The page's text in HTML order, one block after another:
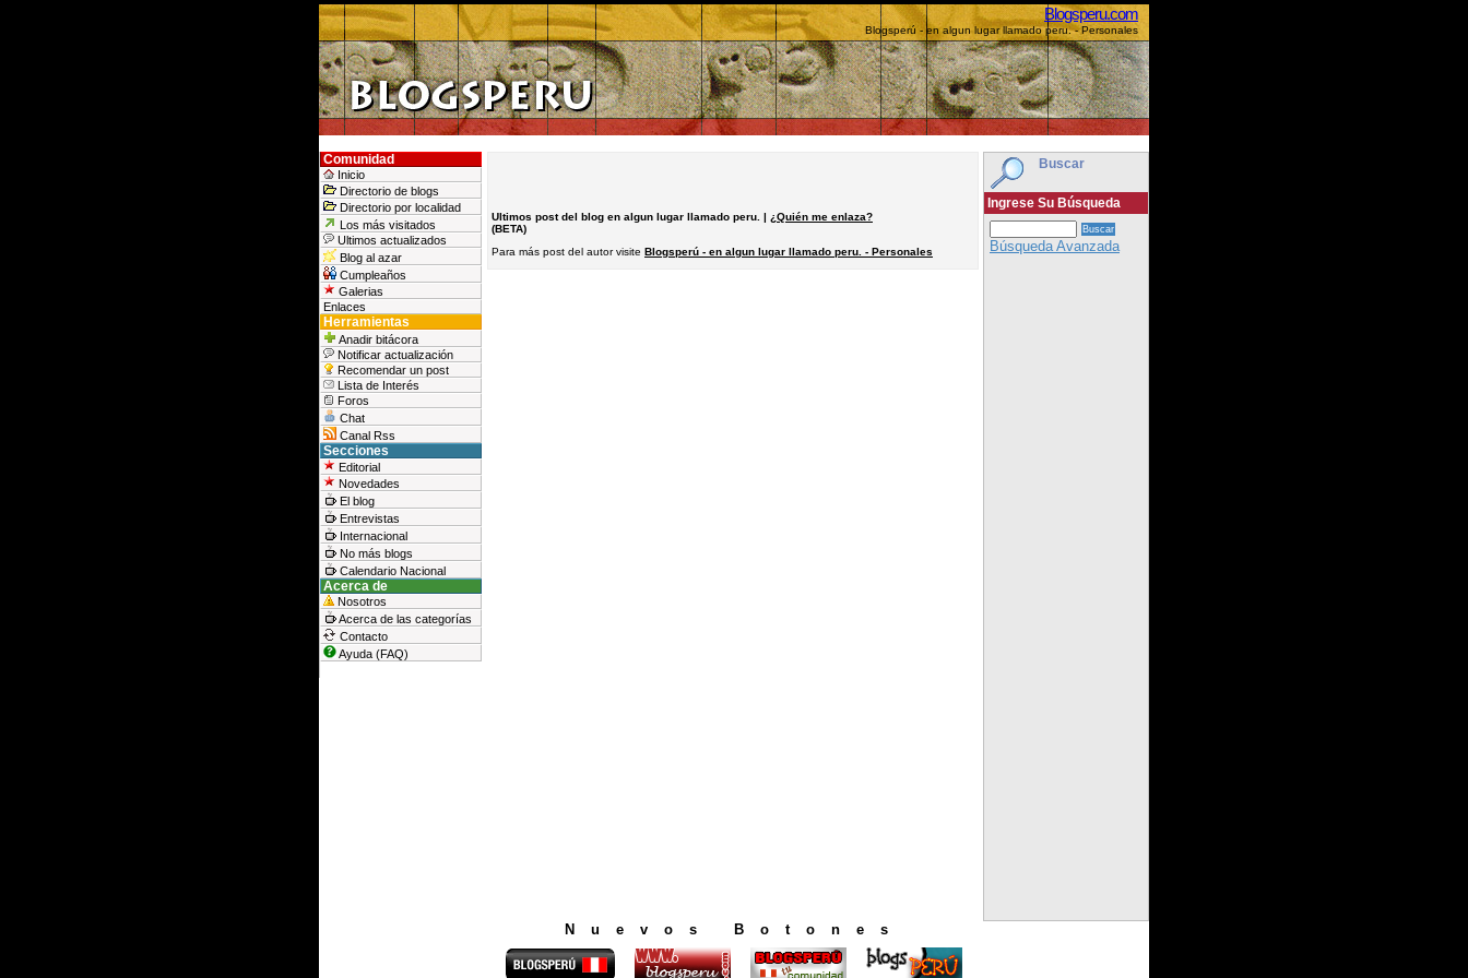
Blogsperu.com
Blogsperú - en algun lugar llamado peru. - Personales
Buscar
Ingrese Su Búsqueda
Búsqueda Avanzada
Comunidad
Inicio
Directorio de blogs
Directorio por localidad
Los más visitados
Ultimos actualizados
Blog al azar
Cumpleaños
Galerias
Enlaces
Herramientas
Anadir bitácora
Notificar actualización
Recomendar un post
Lista de Interés
Foros
Chat
Canal Rss
Secciones
Editorial
Novedades
El blog
Entrevistas
Internacional
No más blogs
Calendario Nacional
Acerca de
Nosotros
Acerca de las categorías
Contacto
Ayuda (FAQ)
Ultimos post del blog en algun lugar llamado peru. | ¿Quién me enlaza?
(BETA)
Para más post del autor visite Blogsperú - en algun lugar llamado peru. - Personales
Nuevos Botones